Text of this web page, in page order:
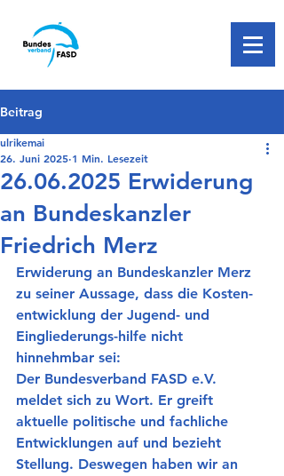
Beitrag
26.06.2025 Erwiderung
an Bundeskanzler
Friedrich Merz
ulrikemai
26. Juni 2025 1 Min. Lesezeit
Erwiderung an Bundeskanzler Merz
zu seiner Aussage, dass die Kosten-
entwicklung der Jugend- und
Eingliederungs-hilfe nicht
hinnehmbar sei:
Der Bundesverband FASD e.V.
meldet sich zu Wort. Er greift
aktuelle politische und fachliche
Entwicklungen auf und bezieht
Stellung. Deswegen haben wir an